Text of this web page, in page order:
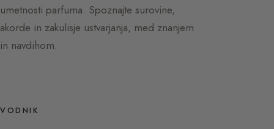
umetnosti parfuma. Spoznajte surovine,
akorde in zakulisje ustvarjanja, med znanjem
in navdihom.
VODNIK